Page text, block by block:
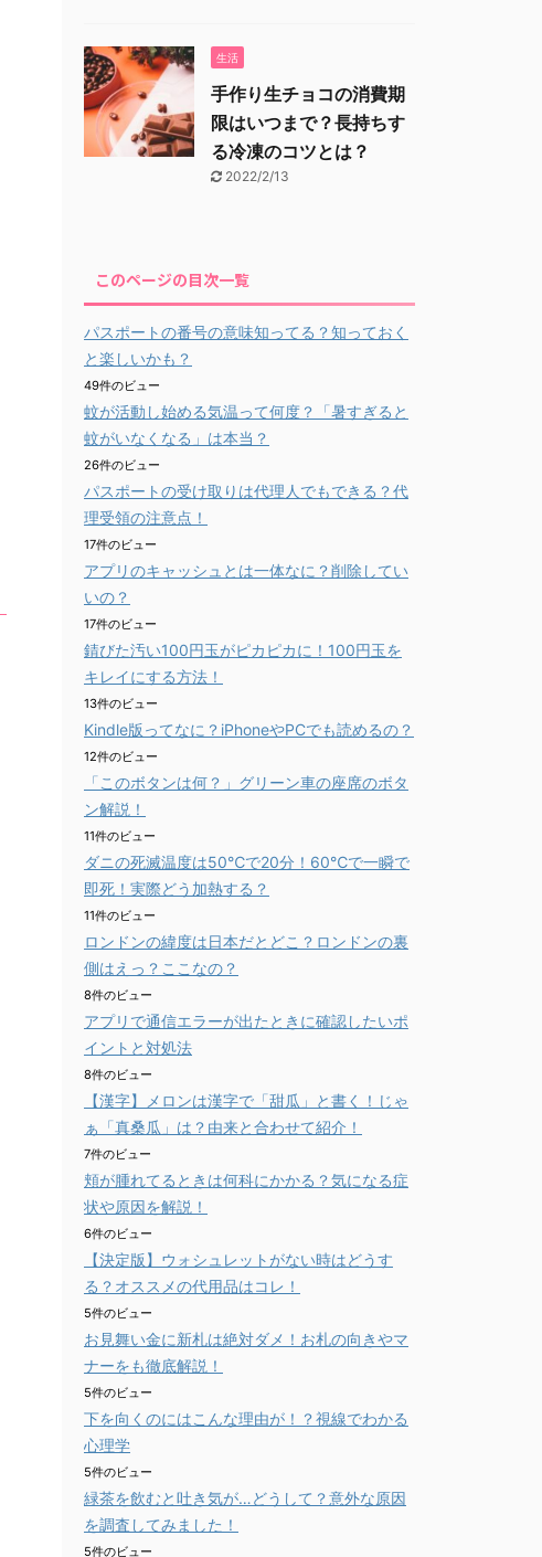
生活
手作り生チョコの消費期
限はいつまで？長持ちす
る冷凍のコツとは？
2022/2/13
このページの目次一覧
パスポートの番号の意味知ってる？知っておく
と楽しいかも？
49件のビュー
蚊が活動し始める気温って何度？「暑すぎると
蚊がいなくなる」は本当？
26件のビュー
パスポートの受け取りは代理人でもできる？代
理受領の注意点！
17件のビュー
アプリのキャッシュとは一体なに？削除してい
いの？
17件のビュー
錆びた汚い100円玉がピカピカに！100円玉を
キレイにする方法！
13件のビュー
Kindle版ってなに？iPhoneやPCでも読めるの？
12件のビュー
「このボタンは何？」グリーン車の座席のボタ
ン解説！
11件のビュー
ダニの死滅温度は50℃で20分！60℃で一瞬で
即死！実際どう加熱する？
11件のビュー
ロンドンの緯度は日本だとどこ？ロンドンの裏
側はえっ？ここなの？
8件のビュー
アプリで通信エラーが出たときに確認したいポ
イントと対処法
8件のビュー
【漢字】メロンは漢字で「甜瓜」と書く！じゃ
ぁ「真桑瓜」は？由来と合わせて紹介！
7件のビュー
頬が腫れてるときは何科にかかる？気になる症
状や原因を解説！
6件のビュー
【決定版】ウォシュレットがない時はどうす
る？オススメの代用品はコレ！
5件のビュー
お見舞い金に新札は絶対ダメ！お札の向きやマ
ナーをも徹底解説！
5件のビュー
下を向くのにはこんな理由が！？視線でわかる
心理学
5件のビュー
緑茶を飲むと吐き気が…どうして？意外な原因
を調査してみました！
5件のビュー